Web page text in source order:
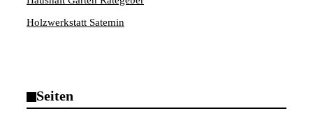
Holzwerkstatt Satemin
Seiten